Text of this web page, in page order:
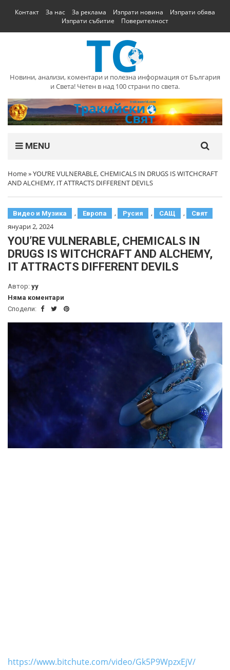
Контакт За нас За реклама Изпрати новина
Изпрати обява
Изпрати събитие
Поверителност
Новини, анализи, коментари и полезна информация от България
и Света! Четен в над 100 страни по света.
MENU
Home»YOU’RE VULNERABLE, CHEMICALS IN DRUGS IS WITCHCRAFT
AND ALCHEMY, IT ATTRACTS DIFFERENT DEVILS
Видео и Музика , Европа , Русия , САЩ , Свят
януари 2, 2024
YOU’RE VULNERABLE, CHEMICALS IN
DRUGS IS WITCHCRAFT AND ALCHEMY,
IT ATTRACTS DIFFERENT DEVILS
Автор: yy
Няма коментари
Сподели:
https://www.bitchute.com/video/Gk5P9WpzxEjV/